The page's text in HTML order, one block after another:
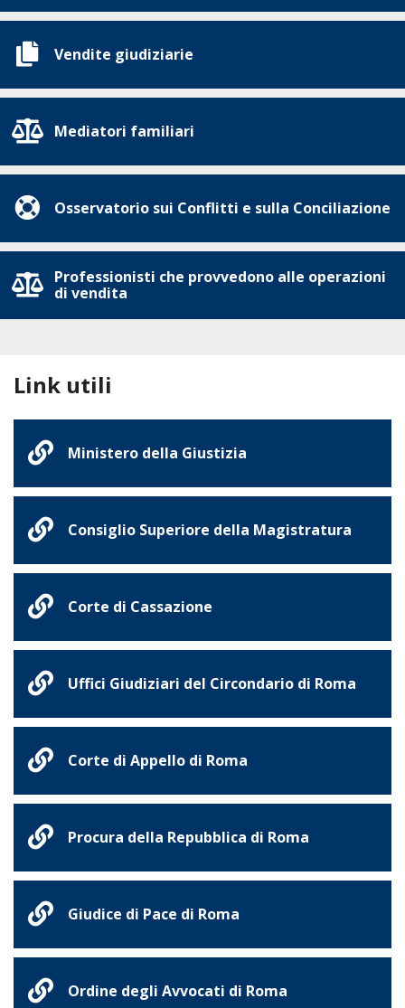
Vendite giudiziarie
Mediatori familiari
Osservatorio sui Conflitti e sulla Conciliazione
Professionisti che provvedono alle operazioni
di vendita
Link utili
Ministero della Giustizia
Consiglio Superiore della Magistratura
Corte di Cassazione
Uffici Giudiziari del Circondario di Roma
Corte di Appello di Roma
Procura della Repubblica di Roma
Giudice di Pace di Roma
Ordine degli Avvocati di Roma